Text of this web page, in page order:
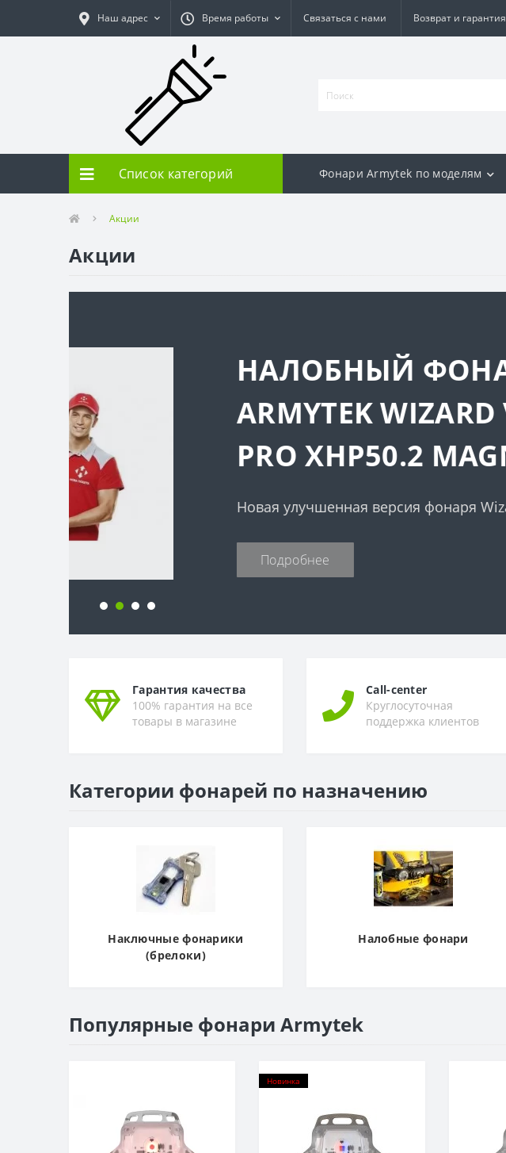
Наш адрес Время работы Связаться с нами Возврат и гарантия
Список категорий Фонари Armytek по моделям
Акции
Акции
НАЛОБНЫЙ ФОНАРЬ
ARMYTEK WIZARD V4 С2
PRO XHP50.2 MAGNET USB
Новая улучшенная версия фонаря Wizard !
Гарантия качества
100% гарантия на все
товары в магазине
Call-center
Круглосуточная
поддержка клиентов
Категории фонарей по назначению
Наключные фонарики
(брелоки)
Налобные фонари
Популярные фонари Armytek
Новинка